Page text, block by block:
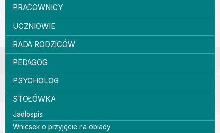
PRACOWNICY
UCZNIOWIE
RADA RODZICÓW
PEDAGOG
PSYCHOLOG
STOŁÓWKA
Jadłospis
Wniosek o przyjęcie na obiady